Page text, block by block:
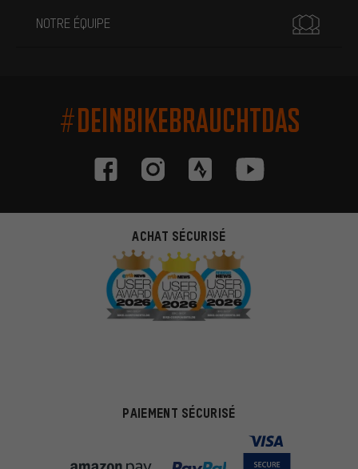
NOTRE ÉQUIPE
#DEINBIKEBRAUCHTDAS
ACHAT SÉCURISÉ
PAIEMENT SÉCURISÉ